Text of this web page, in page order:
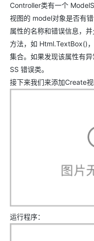
Controller类有一个
视图的 model对象是否有
属性的名称和错误信息，
方法，如 Html.TextBox()
集合。如果发现该属性有
SS 错误类。
接下来我们来添加Create视
运行程序：